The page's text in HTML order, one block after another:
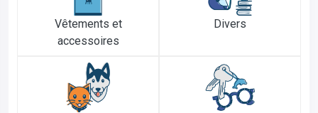
Vêtements et
accessoires
Divers